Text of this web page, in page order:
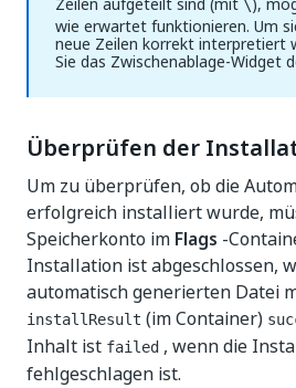
\
wie erwartet funktionieren. Um
neue Zeilen korrekt interpretiert
Sie das Zwischenablage-Widget
Überprüfen der
Um zu überprüfen, ob die
erfolgreich installiert wurde,
Speicherkonto im Flags -
Installation ist abgeschlossen,
automatisch generierten Datei
installResult (im Container)
Inhalt ist failed , wenn die
fehlgeschlagen ist.